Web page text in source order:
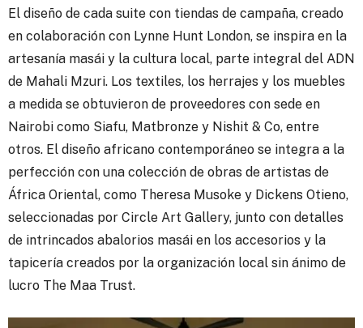
El diseño de cada suite con tiendas de campaña, creado
en colaboración con Lynne Hunt London, se inspira en la
artesanía masái y la cultura local, parte integral del ADN
de Mahali Mzuri. Los textiles, los herrajes y los muebles
a medida se obtuvieron de proveedores con sede en
Nairobi como Siafu, Matbronze y Nishit & Co, entre
otros. El diseño africano contemporáneo se integra a la
perfección con una colección de obras de artistas de
África Oriental, como Theresa Musoke y Dickens Otieno,
seleccionadas por Circle Art Gallery, junto con detalles
de intrincados abalorios masái en los accesorios y la
tapicería creados por la organización local sin ánimo de
lucro The Maa Trust.